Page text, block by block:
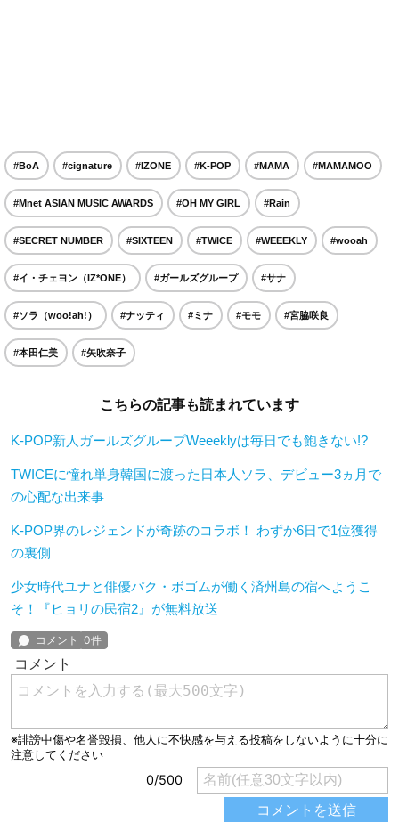
#BoA #cignature #IZONE #K-POP #MAMA #MAMAMOO
#Mnet ASIAN MUSIC AWARDS #OH MY GIRL #Rain
#SECRET NUMBER #SIXTEEN #TWICE #WEEEKLY #wooah
#イ・チェヨン（IZ*ONE） #ガールズグループ #サナ
#ソラ（woo!ah!） #ナッティ #ミナ #モモ #宮脇咲良
#本田仁美 #矢吹奈子
こちらの記事も読まれています
K-POP新人ガールズグループWeeeklyは毎日でも飽きない!?
TWICEに憧れ単身韓国に渡った日本人ソラ、デビュー3ヵ月で
の心配な出来事
K-POP界のレジェンドが奇跡のコラボ！ わずか6日で1位獲得
の裏側
少女時代ユナと俳優パク・ボゴムが働く済州島の宿へようこ
そ！『ヒョリの民宿2』が無料放送